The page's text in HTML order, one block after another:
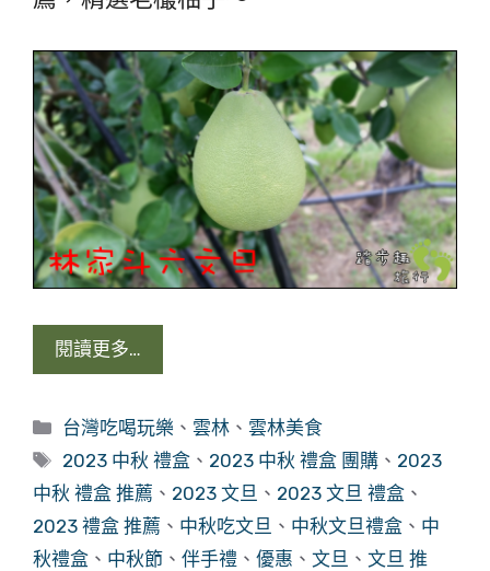
閱讀更多…
分
類
台灣吃喝玩樂 、雲林 、雲林美食
標
籤
2023 中秋 禮盒 、 2023 中秋 禮盒 團購 、 2023
中秋 禮盒 推薦 、 2023 文旦 、 2023 文旦 禮盒 、
2023 禮盒 推薦 、 中秋吃文旦 、 中秋文旦禮盒 、 中
秋禮盒 、 中秋節 、 伴手禮 、 優惠 、 文旦 、 文旦 推